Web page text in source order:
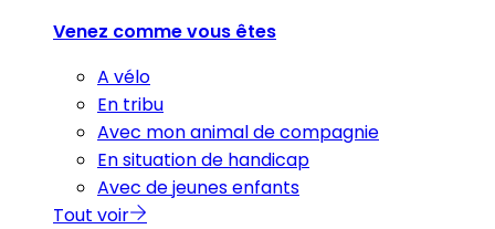
Venez comme vous êtes
A vélo
En tribu
Avec mon animal de compagnie
En situation de handicap
Avec de jeunes enfants
Tout voir